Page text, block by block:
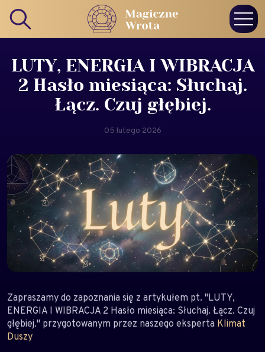
LUTY, ENERGIA I WIBRACJA
2 Hasło miesiąca: Słuchaj.
Łącz. Czuj głębiej.
05 lutego 2026
Zapraszamy do zapoznania się z artykułem pt. "LUTY,
ENERGIA I WIBRACJA 2 Hasło miesiąca: Słuchaj. Łącz. Czuj
głębiej." przygotowanym przez naszego eksperta Klimat
Duszy